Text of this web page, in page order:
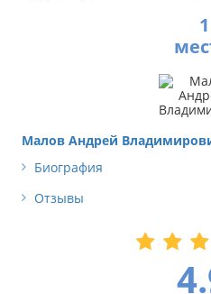
1
Малов Андрей
Биография
Отзывы